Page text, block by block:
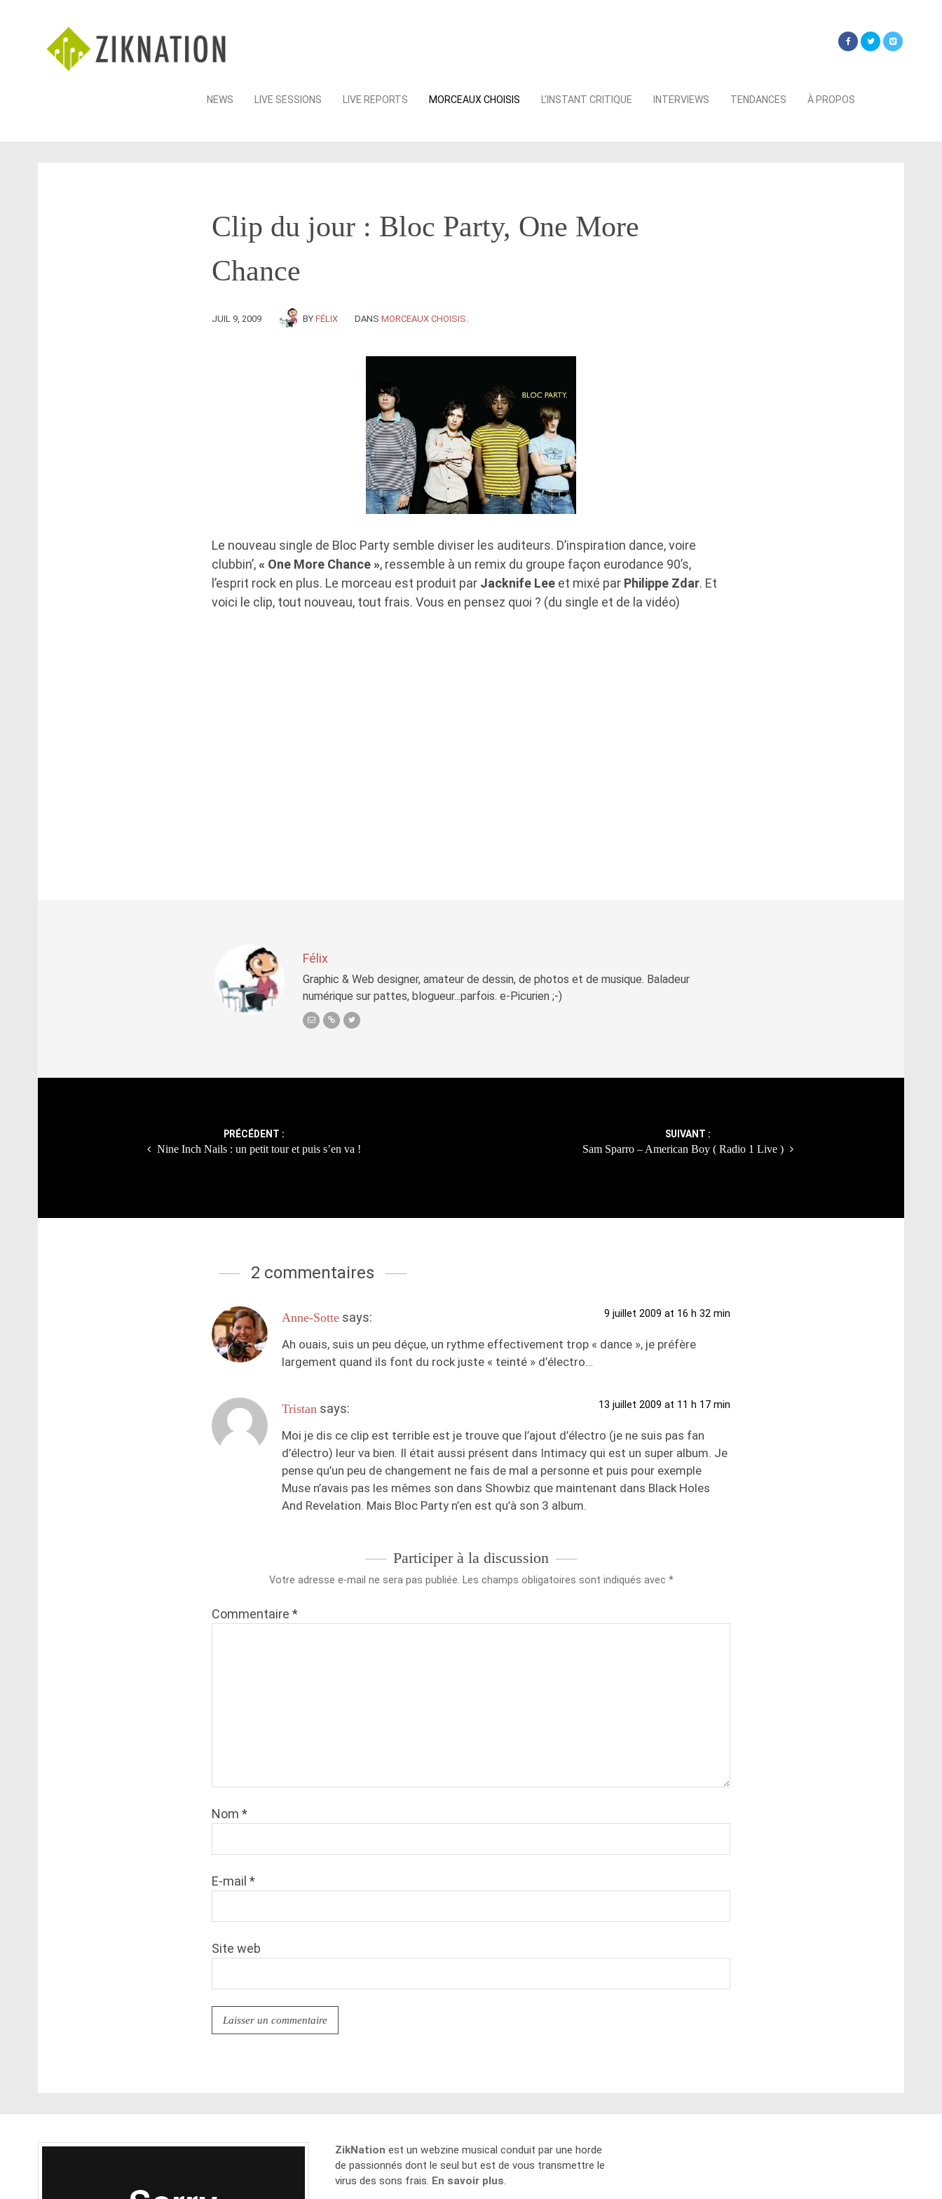
Skip
NEWS LIVE SESSIONS LIVE REPORTS MORCEAUX CHOISIS L’INSTANT CRITIQUE INTERVIEWS TENDANCES À PROPOS
Clip du jour : Bloc Party, One More
Chance
JUIL 9, 2009 BY FÉLIX DANS MORCEAUX CHOISIS
Le nouveau single de Bloc Party semble diviser les auditeurs. D’inspiration dance, voire
clubbin’,« One More Chance », ressemble à un remix du groupe façon eurodance 90’s,
l’esprit rock en plus. Le morceau est produit par Jacknife Lee et mixé par Philippe Zdar. Et
voici le clip, tout nouveau, tout frais. Vous en pensez quoi ? (du single et de la vidéo)
Félix
Graphic & Web designer, amateur de dessin, de photos et de musique. Baladeur
numérique sur pattes, blogueur...parfois. e-Picurien ;-)
PRÉCÉDENT :
Nine Inch Nails : un petit tour et puis s’en va !
SUIVANT :
Sam Sparro – American Boy ( Radio 1 Live )
2 commentaires
Anne-Sotte says: 9 juillet 2009 at 16 h 32 min
Ah ouais, suis un peu déçue, un rythme effectivement trop « dance », je préfère
largement quand ils font du rock juste « teinté » d’électro…
Tristan says: 13 juillet 2009 at 11 h 17 min
Moi je dis ce clip est terrible est je trouve que l’ajout d’électro (je ne suis pas fan
d’électro) leur va bien. Il était aussi présent dans Intimacy qui est un super album. Je
pense qu’un peu de changement ne fais de mal a personne et puis pour exemple
Muse n’avais pas les mêmes son dans Showbiz que maintenant dans Black Holes
And Revelation. Mais Bloc Party n’en est qu’à son 3 album.
Participer à la discussion
Votre adresse e-mail ne sera pas publiée. Les champs obligatoires sont indiqués avec *
Commentaire *
Nom *
E-mail *
Site web
ZikNation est un webzine musical conduit par une horde
de passionnés dont le seul but est de vous transmettre le
virus des sons frais. En savoir plus.